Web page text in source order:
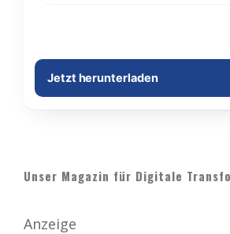
Unser Magazin für Digitale
Anzeige